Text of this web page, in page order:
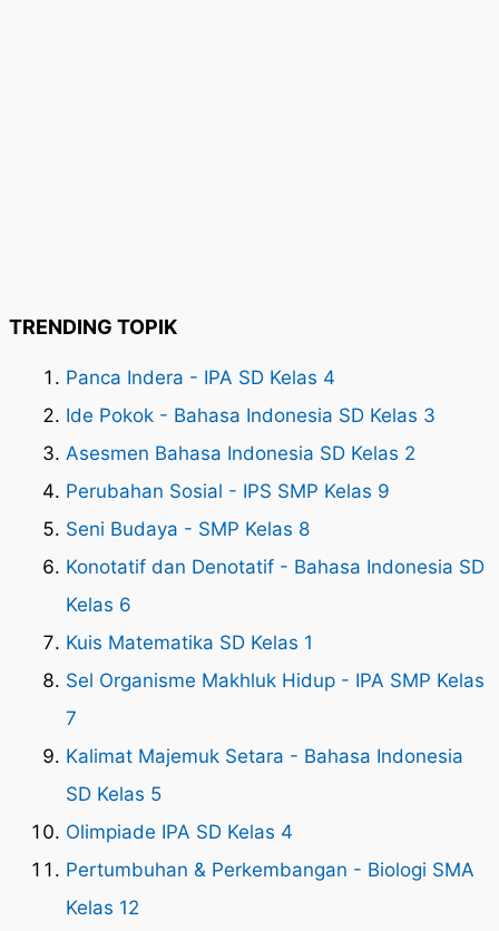
TRENDING TOPIK
Panca Indera - IPA SD Kelas 4
Ide Pokok - Bahasa Indonesia SD Kelas 3
Asesmen Bahasa Indonesia SD Kelas 2
Perubahan Sosial - IPS SMP Kelas 9
Seni Budaya - SMP Kelas 8
Konotatif dan Denotatif - Bahasa Indonesia SD
Kelas 6
Kuis Matematika SD Kelas 1
Sel Organisme Makhluk Hidup - IPA SMP Kelas
7
Kalimat Majemuk Setara - Bahasa Indonesia
SD Kelas 5
Olimpiade IPA SD Kelas 4
Pertumbuhan & Perkembangan - Biologi SMA
Kelas 12